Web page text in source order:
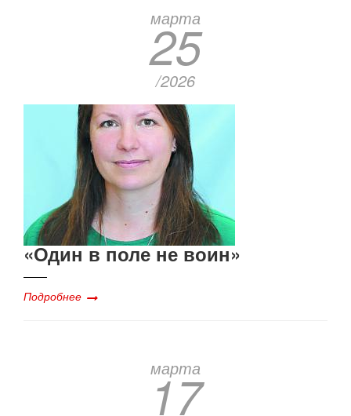
марта
25
/2026
«Один в поле не воин»
Подробнее
марта
17